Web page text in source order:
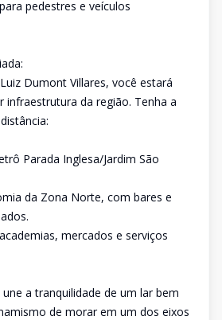
pedestres e veículos
Dumont Villares, você estará
infraestrutura da região. Tenha a
Parada Inglesa/Jardim São
da Zona Norte, com bares e
mercados e serviços
a tranquilidade de um lar bem
de morar em um dos eixos